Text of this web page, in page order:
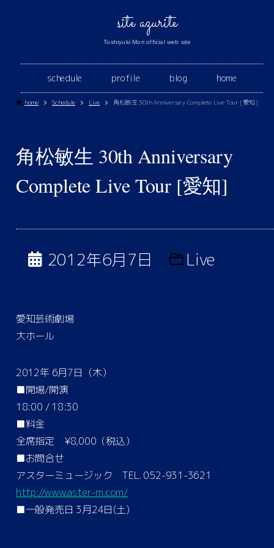
site azurite
Toshiyuki Mori official web site
schedule profile blog home
home Schedule Live 角松敏生 30th Anniversary Complete Live Tour [愛知]
角松敏生 30th Anniversary
Complete Live Tour [愛知]
2012年6月7日 Live
愛知芸術劇場
大ホール
2012年 6月7日（木）
■開場/開演
18:00 / 18:30
■料金
全席指定 ¥8,000（税込）
■お問合せ
アスターミュージック TEL. 052-931-3621
http://www.aster-m.com/
■一般発売日 3月24日(土)